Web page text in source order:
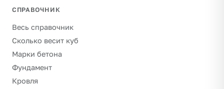
СПРАВОЧНИК
Весь справочник
Сколько весит куб
Марки бетона
Фундамент
Кровля